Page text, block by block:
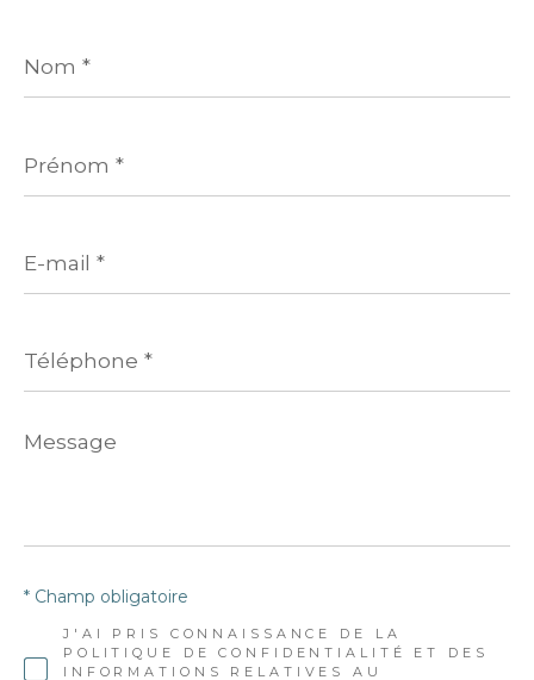
*
*
mail
*
*
Message
*
J'AI PRIS CONNAISSANCE DE LA
POLITIQUE DE CONFIDENTIALITÉ ET DES
INFORMATIONS RELATIVES AU
* Champ obligatoire